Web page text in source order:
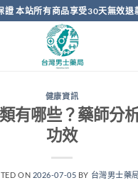
證 本站所有商品享受30天無效退
健康資訊
有哪些？藥師分
功效
ON 2026-07-05 BY 台灣男士藥